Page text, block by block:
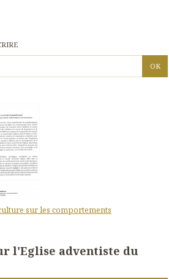
sur les comportements
l'Eglise adventiste du